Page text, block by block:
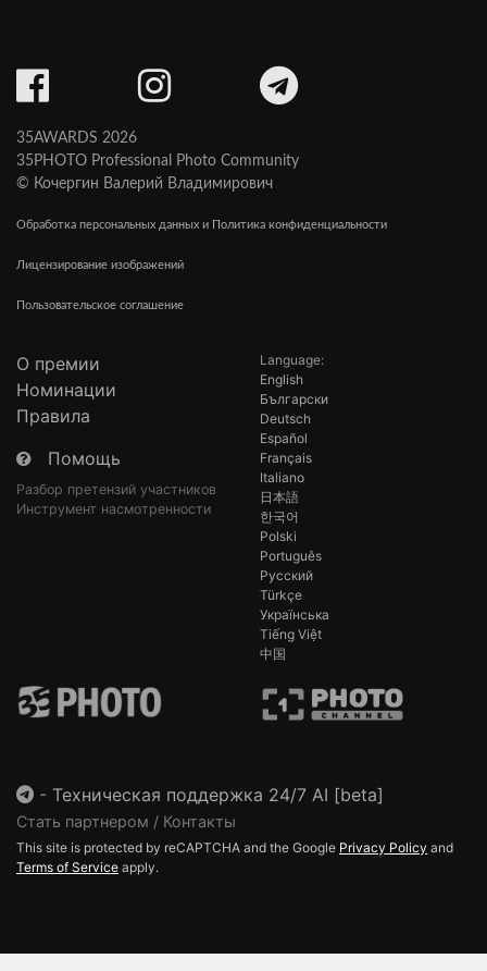
35AWARDS 2026
35PHOTO Professional Photo Community
© Кочергин Валерий Владимирович
Обработка персональных данных и Политика конфиденциальности
Лицензирование изображений
Пользовательское соглашение
О премии
Номинации
Правила
Помощь
Разбор претензий участников
Инструмент насмотренности
Language:
English
Български
Deutsch
Español
Français
Italiano
日本語
한국어
Polski
Português
Русский
Türkçe
Українська
Tiếng Việt
中国
- Техническая поддержка 24/7 AI [beta]
Стать партнером / Контакты
This site is protected by reCAPTCHA and the Google Privacy Policy and
Terms of Service apply.